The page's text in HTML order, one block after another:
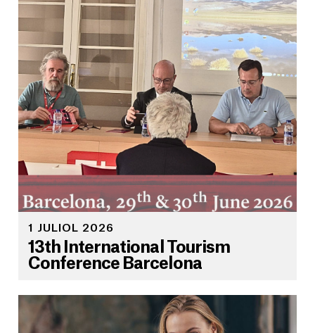
1 JULIOL 2026
13th International Tourism
Conference Barcelona